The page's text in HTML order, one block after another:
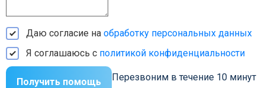
Даю согласие на обработку персональных данных
Я соглашаюсь с политикой конфиденциальности
Получить помощь Перезвоним в течение 10 минут